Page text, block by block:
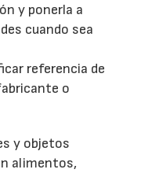
y ponerla a
cuando sea
referencia de
o
y objetos
alimentos,